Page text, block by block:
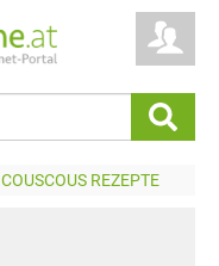
COUSCOUS REZEPTE